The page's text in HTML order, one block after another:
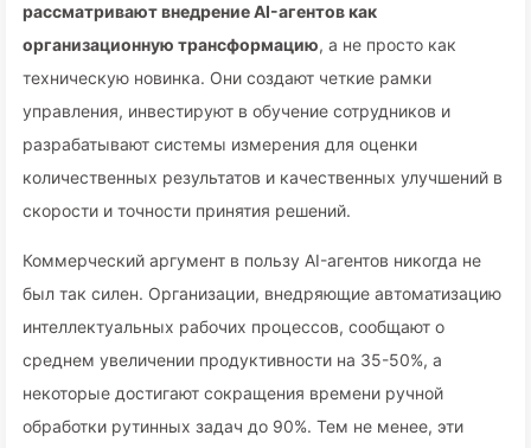
рассматривают внедрение AI-агентов как
организационную трансформацию, а не просто как
техническую новинка. Они создают четкие рамки
управления, инвестируют в обучение сотрудников и
разрабатывают системы измерения для оценки
количественных результатов и качественных улучшений в
скорости и точности принятия решений.
Коммерческий аргумент в пользу AI-агентов никогда не
был так силен. Организации, внедряющие автоматизацию
интеллектуальных рабочих процессов, сообщают о
среднем увеличении продуктивности на 35-50%, а
некоторые достигают сокращения времени ручной
обработки рутинных задач до 90%. Тем не менее, эти